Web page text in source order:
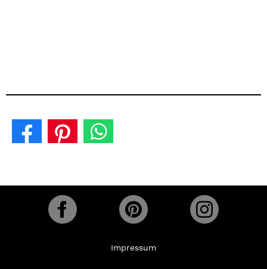
Impressum